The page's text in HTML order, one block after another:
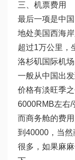
三、机票费用
最后一项是中
地处美国西海
超过1万公里，
洛杉矶国际机
一般从中国出
价格有淡旺季
6000RMB左右/
而商务舱的费
到40000，当
很多，如果麻